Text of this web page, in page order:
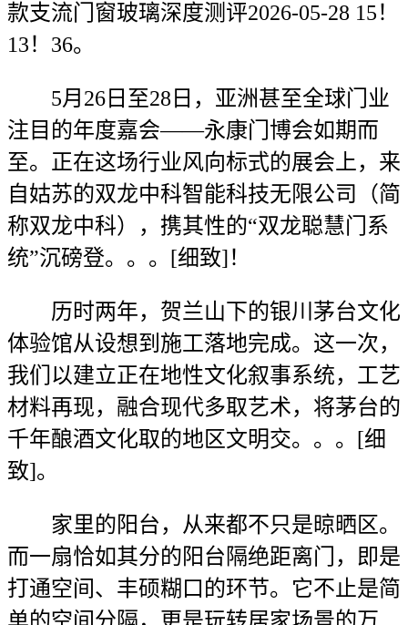
款支流门窗玻璃深度测评2026-05-28 15！
13！36。
5月26日至28日，亚洲甚至全球门业
注目的年度嘉会——永康门博会如期而
至。正在这场行业风向标式的展会上，来
自姑苏的双龙中科智能科技无限公司（简
称双龙中科），携其性的“双龙聪慧门系
统”沉磅登。。。[细致]！
历时两年，贺兰山下的银川茅台文化
体验馆从设想到施工落地完成。这一次，
我们以建立正在地性文化叙事系统，工艺
材料再现，融合现代多取艺术，将茅台的
千年酿酒文化取的地区文明交。。。[细
致]。
家里的阳台，从来都不只是晾晒区。
而一扇恰如其分的阳台隔绝距离门，即是
打通空间、丰硕糊口的环节。它不止是简